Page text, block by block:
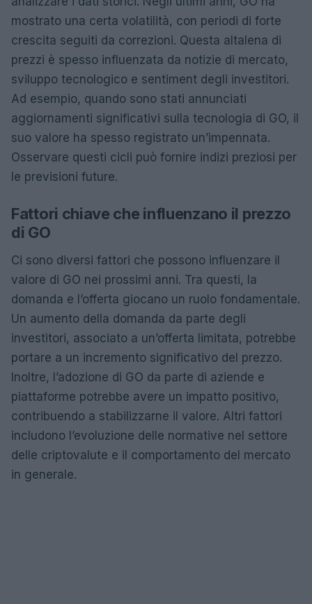
mostrato una certa volatilità, con periodi di forte
crescita seguiti da correzioni. Questa altalena di
prezzi è spesso influenzata da notizie di mercato,
sviluppo tecnologico e sentiment degli investitori.
Ad esempio, quando sono stati annunciati
aggiornamenti significativi sulla tecnologia di GO, il
suo valore ha spesso registrato un’impennata.
Osservare questi cicli può fornire indizi preziosi per
le previsioni future.
Fattori chiave che influenzano il prezzo
di GO
Ci sono diversi fattori che possono influenzare il
valore di GO nei prossimi anni. Tra questi, la
domanda e l’offerta giocano un ruolo fondamentale.
Un aumento della domanda da parte degli
investitori, associato a un’offerta limitata, potrebbe
portare a un incremento significativo del prezzo.
Inoltre, l’adozione di GO da parte di aziende e
piattaforme potrebbe avere un impatto positivo,
contribuendo a stabilizzarne il valore. Altri fattori
includono l’evoluzione delle normative nel settore
delle criptovalute e il comportamento del mercato
in generale.